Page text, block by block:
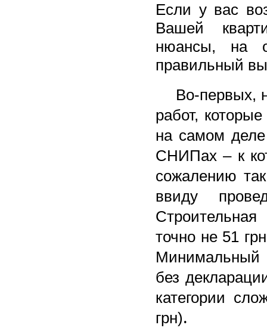
Если у вас
Вашей
нюансы, на
правильный
Во-первых,
работ,
на самом
СНИПах – к
сожалению
ввиду
точно не 51
Минимальный
без
категории
грн).